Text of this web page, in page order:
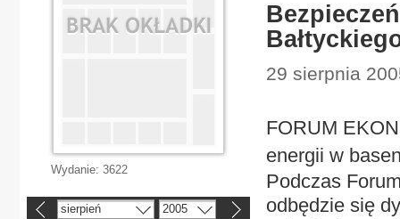
29 sierpnia
FORUM
energii w
Podczas
odbędzie się
Wydanie: 3622
sierpień 2005